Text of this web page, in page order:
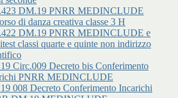
DM.19 PNRR MEDINCLUDE
di danza creativa classe 3 H
DM.19 PNRR MEDINCLUDE e
classi quarte e quinte non indirizzo
Circ.009 Decreto bis Conferimento
PNRR MEDINCLUDE
008 Decreto Conferimento Incarichi